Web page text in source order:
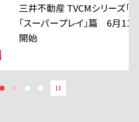
リーズ「三井のすずちゃん」
」篇 6月11日から全国で放映